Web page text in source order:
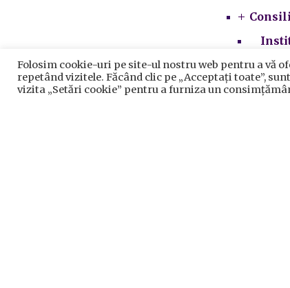
Folosim cookie-uri pe site-ul nostru web pentru a vă
repetând vizitele. Făcând clic pe „Acceptați toate”,
vizita „Setări cookie” pentru a furniza un